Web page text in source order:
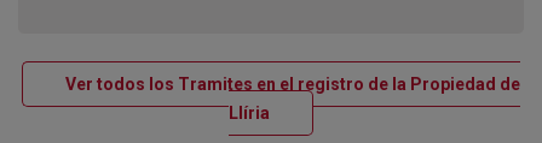
Ver todos los Tramites en el registro de la Propiedad de
Llíria Ventana nueva